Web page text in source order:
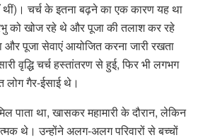
चर्च के इतना बढ़ने का एक कारण यह था
को खोज रहे थे और पूजा की तलाश कर रहे
पूजा सेवाएं आयोजित करना जारी रखता
वृद्धि चर्च हस्तांतरण से हुई, फिर भी लगभग
गैर-ईसाई थे।
पाता था, खासकर महामारी के दौरान, लेकिन
थे। उन्होंने अलग-अलग परिवारों से बच्चों